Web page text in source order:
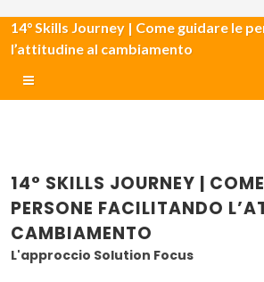
14° Skills Journey | Come guidare le
l’attitudine al cambiamento
14° SKILLS JOURNEY |
PERSONE FACILITANDO
CAMBIAMENTO
L'approccio Solution Focus